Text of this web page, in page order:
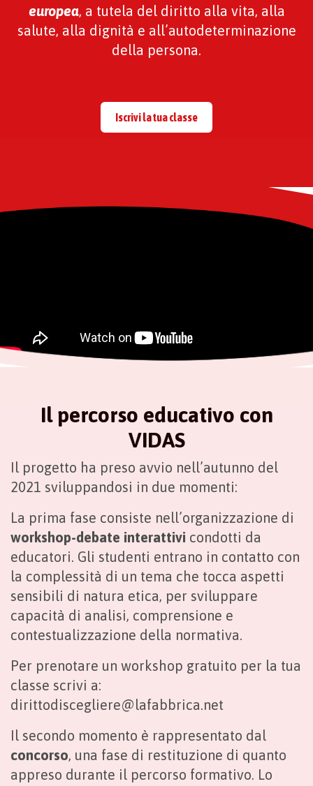
europea, a tutela del diritto alla vita, alla
salute, alla dignità e all’autodeterminazione
della persona.
Iscrivi la tua classe
Il percorso educativo con
VIDAS
Il progetto ha preso avvio nell’autunno del
2021 sviluppandosi in due momenti:
La prima fase consiste nell’organizzazione di
workshop-debate interattivi condotti da
educatori. Gli studenti entrano in contatto con
la complessità di un tema che tocca aspetti
sensibili di natura etica, per sviluppare
capacità di analisi, comprensione e
contestualizzazione della normativa.
Per prenotare un workshop gratuito per la tua
classe scrivi a:
dirittodiscegliere@lafabbrica.net
Il secondo momento è rappresentato dal
concorso, una fase di restituzione di quanto
appreso durante il percorso formativo. Lo